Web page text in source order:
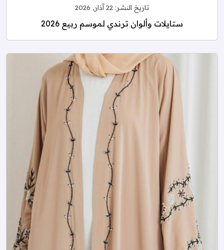
تاريخ النشر: 22 آذار, 2026
ستايلات وألوان ترندي لموسم ربيع 2026